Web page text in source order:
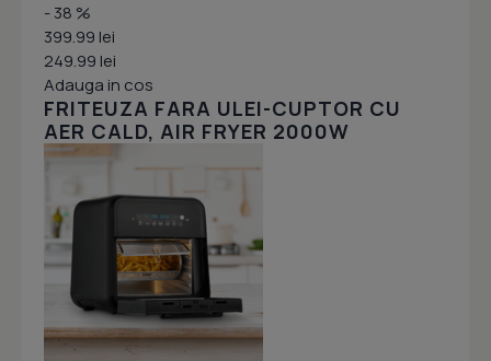
- 38 %
399.99 lei
249.99 lei
Adauga in cos
FRITEUZA FARA ULEI-CUPTOR CU
AER CALD, AIR FRYER 2000W